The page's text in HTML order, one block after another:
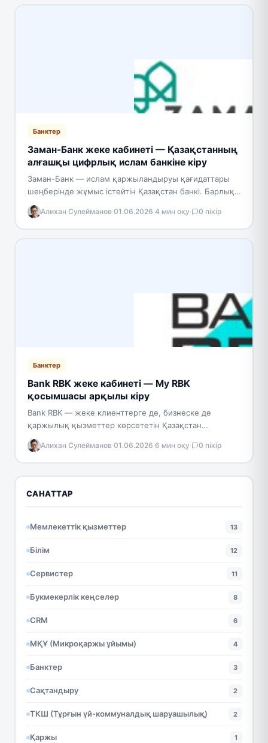
Банктер
Заман-Банк жеке кабинеті — Қазақстанның
алғашқы цифрлық ислам банкіне кіру
Заман-Банк — ислам қаржыландыруы қағидаттары
шеңберінде жұмыс істейтін Қазақстан банкі. Барлық
өнімдері пайыздық операцияларды жоятын шариат
талаптарына сәйкес келеді. Банк өзін цифрлық…
Алихан Сулейманов·01.06.2026·4 мин оқу· 0 пікір
Банктер
Bank RBK жеке кабинеті — My RBK
қосымшасы арқылы кіру
Bank RBK — жеке клиенттерге де, бизнеске де
қаржылық қызметтер көрсететін Қазақстан
Республикасындағы коммерциялық банк. Банктік
қызметтер нарығында жұмыс істейтін банк
мынадай…
Алихан Сулейманов·01.06.2026·6 мин оқу· 0 пікір
САНАТТАР
Мемлекеттік қызметтер 13
Білім 12
Сервистер 11
Букмекерлік кеңселер 8
CRM 6
МҚҰ (Микроқаржы ұйымы) 4
Банктер 3
Сақтандыру 2
ТКШ (Тұрғын үй-коммуналдық шаруашылық) 2
Қаржы 1